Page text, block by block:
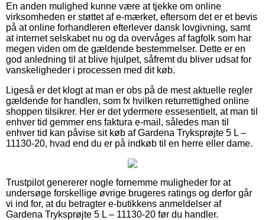
En anden mulighed kunne være at tjekke om online
virksomheden er støttet af e-mærket, eftersom det er et bevis
på at online forhandleren efterlever dansk lovgivning, samt
at internet selskabet nu og da overvåges af fagfolk som har
megen viden om de gældende bestemmelser. Dette er en
god anledning til at blive hjulpet, såfremt du bliver udsat for
vanskeligheder i processen med dit køb.
Ligeså er det klogt at man er obs på de mest aktuelle regler
gældende for handlen, som fx hvilken returrettighed online
shoppen tilsikrer. Her er det ydermere essesentielt, at man til
enhver tid gemmer ens faktura e-mail, således man til
enhver tid kan påvise sit køb af Gardena Tryksprøjte 5 L –
11130-20, hvad end du er på indkøb til en herre eller dame.
Trustpilot genererer nogle fornemme muligheder for at
undersøge forskellige øvrige brugeres ratings og derfor går
vi ind for, at du betragter e-butikkens anmeldelser af
Gardena Tryksprøjte 5 L – 11130-20 før du handler.